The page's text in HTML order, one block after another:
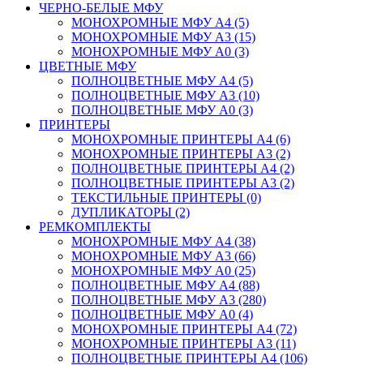
ЧЕРНО-БЕЛЫЕ МФУ
МОНОХРОМНЫЕ МФУ А4 (5)
МОНОХРОМНЫЕ МФУ А3 (15)
МОНОХРОМНЫЕ МФУ А0 (3)
ЦВЕТНЫЕ МФУ
ПОЛНОЦВЕТНЫЕ МФУ А4 (5)
ПОЛНОЦВЕТНЫЕ МФУ А3 (10)
ПОЛНОЦВЕТНЫЕ МФУ А0 (3)
ПРИНТЕРЫ
МОНОХРОМНЫЕ ПРИНТЕРЫ А4 (6)
МОНОХРОМНЫЕ ПРИНТЕРЫ А3 (2)
ПОЛНОЦВЕТНЫЕ ПРИНТЕРЫ А4 (2)
ПОЛНОЦВЕТНЫЕ ПРИНТЕРЫ А3 (2)
ТЕКСТИЛЬНЫЕ ПРИНТЕРЫ (0)
ДУПЛИКАТОРЫ (2)
РЕМКОМПЛЕКТЫ
МОНОХРОМНЫЕ МФУ А4 (38)
МОНОХРОМНЫЕ МФУ А3 (66)
МОНОХРОМНЫЕ МФУ А0 (25)
ПОЛНОЦВЕТНЫЕ МФУ А4 (88)
ПОЛНОЦВЕТНЫЕ МФУ А3 (280)
ПОЛНОЦВЕТНЫЕ МФУ А0 (4)
МОНОХРОМНЫЕ ПРИНТЕРЫ А4 (72)
МОНОХРОМНЫЕ ПРИНТЕРЫ А3 (11)
ПОЛНОЦВЕТНЫЕ ПРИНТЕРЫ А4 (106)